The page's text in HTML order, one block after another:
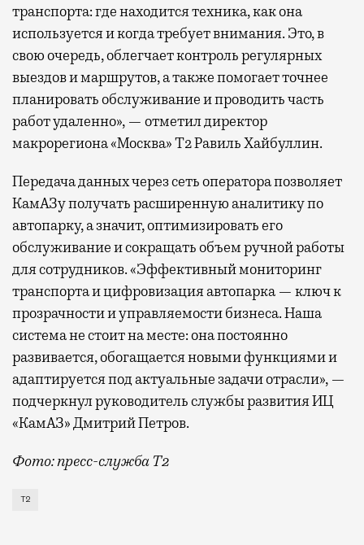
транспорта: где находится техника, как она
используется и когда требует внимания. Это, в
свою очередь, облегчает контроль регулярных
выездов и маршрутов, а также помогает точнее
планировать обслуживание и проводить часть
работ удаленно», — отметил директор
макрорегиона «Москва» Т2 Равиль Хайбуллин.
Передача данных через сеть оператора позволяет
КамАЗу получать расширенную аналитику по
автопарку, а значит, оптимизировать его
обслуживание и сокращать объем ручной работы
для сотрудников. «Эффективный мониторинг
транспорта и цифровизация автопарка — ключ к
прозрачности и управляемости бизнеса. Наша
система не стоит на месте: она постоянно
развивается, обогащается новыми функциями и
адаптируется под актуальные задачи отрасли», —
подчеркнул руководитель службы развития ИЦ
«КамАЗ» Дмитрий Петров.
Фото: пресс-служба Т2
Т2 развивает решения для автомобильной
Т2